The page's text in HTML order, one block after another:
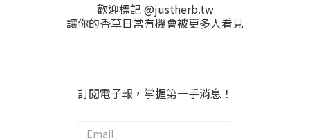
歡迎標記 @justherb.tw
讓你的香草日常有機會被更多人看見
訂閱電子報，掌握第一手消息！